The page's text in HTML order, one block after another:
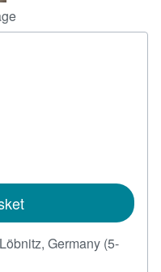
Löbnitz, Germany (5-